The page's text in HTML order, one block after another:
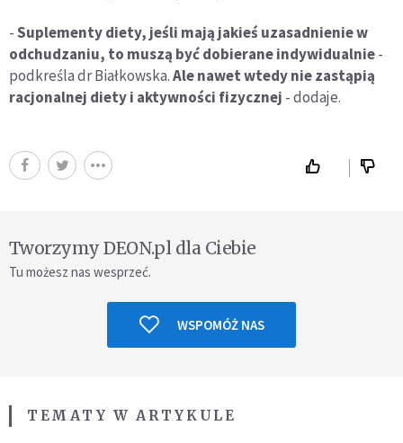
-Suplementy diety, jeśli mają jakieś uzasadnienie w
odchudzaniu, to muszą być dobierane indywidualnie-
podkreśla dr Białkowska.Ale nawet wtedy nie zastąpią
racjonalnej diety i aktywności fizycznej - dodaje.
Tworzymy DEON.pl dla Ciebie
Tu możesz nas wesprzeć.
WSPOMÓŻ NAS
TEMATY W ARTYKULE